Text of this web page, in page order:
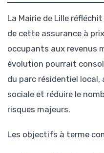
La Mairie de Lille
de cette assurance à
occupants aux revenus
évolution pourrait
du parc résidentiel local,
sociale et réduire le
risques majeurs.
Les objectifs à terme